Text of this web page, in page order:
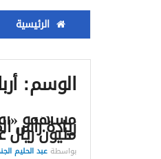
الرئيسية
الوسم:
مساهمو
مليون
بواسطة عبد الحليم